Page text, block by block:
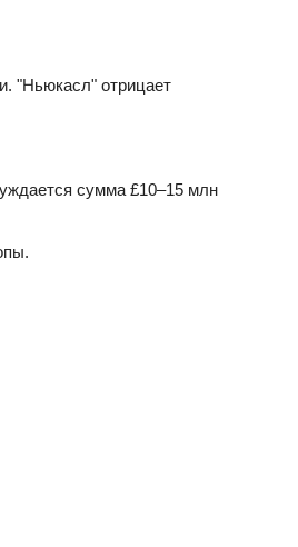
"Ньюкасл" отрицает
сумма £10–15 млн